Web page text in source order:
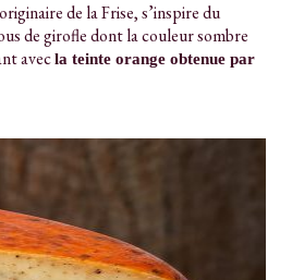
de la Frise, s’inspire du
de girofle dont la couleur sombre
avecla teinte orange obtenue par